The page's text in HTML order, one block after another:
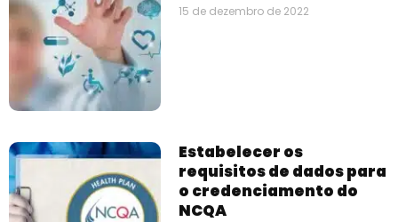
15 de dezembro de 2022
Estabelecer os
requisitos de dados para
o credenciamento do
NCQA